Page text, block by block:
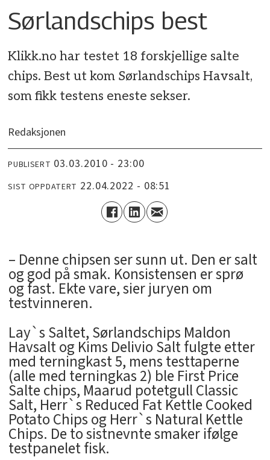
Sørlandschips best
Klikk.no har testet 18 forskjellige salte
chips. Best ut kom Sørlandschips Havsalt,
som fikk testens eneste sekser.
Redaksjonen
PUBLISERT 03.03.2010 - 23:00
SIST OPPDATERT 22.04.2022 - 08:51
– Denne chipsen ser sunn ut. Den er salt
og god på smak. Konsistensen er sprø
og fast. Ekte vare, sier juryen om
testvinneren.
Lay`s Saltet, Sørlandschips Maldon
Havsalt og Kims Delivio Salt fulgte etter
med terningkast 5, mens testtaperne
(alle med terningkas 2) ble First Price
Salte chips, Maarud potetgull Classic
Salt, Herr`s Reduced Fat Kettle Cooked
Potato Chips og Herr`s Natural Kettle
Chips. De to sistnevnte smaker ifølge
testpanelet fisk.